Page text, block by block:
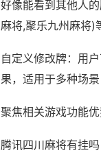
好像能看到其他人
麻将,聚乐九州麻将)
自定义修改牌：用
果，适用于多种场
聚焦相关游戏功能优
腾讯四川麻将有挂